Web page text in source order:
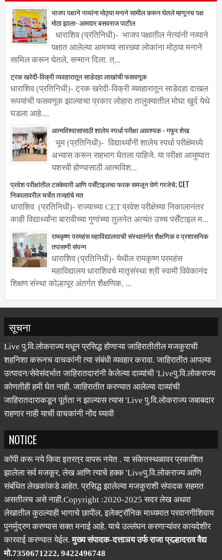
भाजप पक्षाने नव्यांना मोठ्या मनाने सामील करून घेतले म्हणूनच पक्ष
मोठा झाला- आमदार बसवराज पाटील
धाराशिव (प्रतिनिधी)- भाजप पक्षातील नेत्यांनी नव्याने
पक्षात आलेल्या आमच्या सारख्या लोकांना मोठ्या मनाने
सामिल करून घेतले, सन्मान दिला. त्...
ट्रक खरेदी-विक्री व्यवहारातून साडेदहा लाखांची फसवणूक
धाराशिव (प्रतिनिधी)- ट्रक खरेदी-विक्री व्यवहारातून साडेदहा दाखल
रूपयांची फसवणूक झाल्याचा प्रकार लोहारा तालुक्यातील मोघा खुर्द येथे
घडला आहे....
आत्मविश्वासासाठी शालेय स्पर्धा परीक्षा आवश्यक - गफूर शेख
भूम (प्रतिनिधी)- विद्यार्थ्यांनी शालेय स्पर्धा परीक्षेमध्ये
अभ्यास करून सहभाग घेतला पाहिजे. या परीक्षा आयुष्यात
यशस्वी होण्यासाठी आत्मविश...
प्रवेश परीक्षांतील टक्केवारी आणि पर्सेंटाइलचा फरक समजून घेणे गरजेचे; CET
निकालावरील चर्चेत तज्ज्ञांचे मत
धाराशिव (प्रतिनिधी)- राज्याच्या CET प्रवेश परीक्षेच्या निकालानंतर
काही विद्यार्थ्यांना बारावीच्या गुणांच्या तुलनेत अत्यंत उच्च पर्सेंटाइल म...
रामकृष्ण परमहंस महाविद्यालयाची संस्थातंर्गत शैक्षणिक व प्रशासनिक
तपासणी संपन्न
धाराशिव (प्रतिनिधी)- येथील रामकृष्ण परमहंस
महाविद्यालय धाराशिवचे मातृसंस्था श्री स्वामी विवेकानंद
शिक्षण संस्था कोल्हापूर अंतर्गत शैक्षणिक, ...
सूचना
Live पु.वि.लोकराज्य मधून प्रसिद्ध होणाऱ्या जाहिरातीतील मजकुराची
शहनिशा करूनच वाचकांनी त्या संबंधी व्यवहार करावा. जाहिरातीत आपल्या
उत्पादन/सेवेसंदर्भात जाहिरातदारांनी केलेल्या दाव्यांची 'Liveपु.वि.लोकराज्य
कोणतीही हमी घेत नाही. जाहिरातीत करण्यात आलेल्या दाव्यांची
जाहिरातदाराकडून पूर्तता न झाल्यास त्यास 'Live पु.वि.लोकराज्य जबाबदार
राहणार नाही याची वाचकांनी नोंद घ्यावी
NOTICE
कॉपी करू नये किवा इतरत्र वापरू नयेत . या संकेतस्थळावर प्रकाशित
झालेला सर्व मजकूर, लेख आणि त्याचे हक्क 'Liveपु.वि.लोकराज्य आणि
संबंधित लेखकांकडे आहेत. प्रसिद्ध झालेल्या मजकुराशी संपादक सहमत
असतीलच असे नाही.Copyright :2020-2025 सदर लेख अथवा
लेखातील कुठल्याही भागाचे छापील, इलेक्ट्रॉनिक माध्यमात परवानगीशिवाय
पुनर्मुद्रण करण्यास सक्त मनाई आहे. याचे उल्लंघन करणाऱ्यांवर कायदेशीर
कारवाई करण्यात येईल.मुख्य संपादक-दत्ताञय उर्फ राजा प्रल्हादराव वैद्य
मो.7350671222, 9422496748